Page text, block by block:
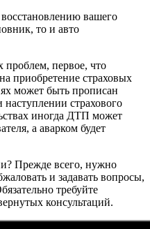
вашего
то и авто
первое, что
приобретение страховых
может быть прописан
страхового
иногда ДТП может
а аварком будет
Прежде всего, нужно
и задавать вопросы,
требуйте
консультаций.